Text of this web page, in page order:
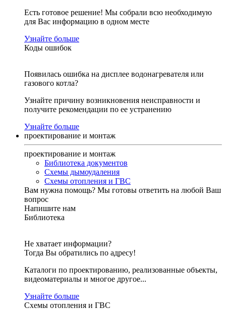
Есть готовое решение! Мы собрали всю необходимую
для Вас информацию в одном месте
Узнайте больше
Коды ошибок
Появилась ошибка на дисплее водонагревателя или
газового котла?
Узнайте причину возникновения неисправности и
получите рекомендации по ее устранению
Узнайте больше
проектирование и монтаж
проектирование и монтаж
Библиотека документов
Схемы дымоудаления
Схемы отопления и ГВС
Вам нужна помощь? Мы готовы ответить на любой Ваш
вопрос
Напишите нам
Библиотека
Не хватает информации?
Тогда Вы обратились по адресу!
Каталоги по проектированию, реализованные объекты,
видеоматериалы и многое другое...
Узнайте больше
Схемы отопления и ГВС